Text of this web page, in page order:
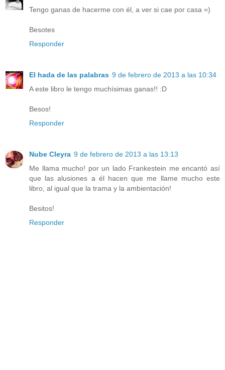
Tengo ganas de hacerme con él, a ver si cae por casa =)
Besotes
Responder
El hada de las palabras 9 de febrero de 2013 a las 10:34
A este libro le tengo muchísimas ganas!! :D
Besos!
Responder
Nube Cleyra 9 de febrero de 2013 a las 13:13
Me llama mucho! por un lado Frankestein me encantó así
que las alusiones a él hacen que me llame mucho este
libro, al igual que la trama y la ambientación!
Besitos!
Responder